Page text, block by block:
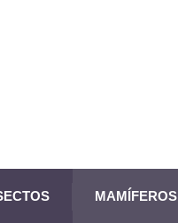
MAMÍFEROS